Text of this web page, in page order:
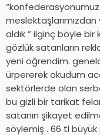
aldık ” ilginç böyle
gözlük satanların
yeni öğrendim.
ürpererek okudum
sektörlerde olan
bu gizli bir tarikat
satanın şikayet
söylemiş . 66 tl